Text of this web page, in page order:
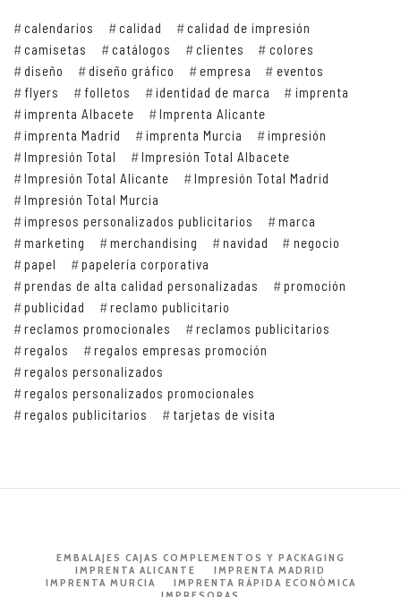
calendarios calidad
calidad de impresión
camisetas
catálogos clientes
colores
diseño
diseño gráfico empresa
eventos
flyers
folletos identidad de marca
imprenta
imprenta Albacete
Imprenta Alicante
imprenta Madrid
imprenta Murcia
impresión
Impresión Total
Impresión Total Albacete
Impresión Total Alicante
Impresión Total Madrid
Impresión Total Murcia
impresos personalizados publicitarios
marca
marketing
merchandising navidad
negocio
papel
papelería corporativa
prendas de alta calidad personalizadas
promoción
publicidad
reclamo publicitario
reclamos promocionales
reclamos publicitarios
regalos
regalos empresas promoción
regalos personalizados
regalos personalizados promocionales
regalos publicitarios
tarjetas de visita
EMBALAJES CAJAS COMPLEMENTOS Y PACKAGING
IMPRENTA ALICANTE
IMPRENTA MADRID
IMPRENTA MURCIA
IMPRENTA RÁPIDA ECONÓMICA